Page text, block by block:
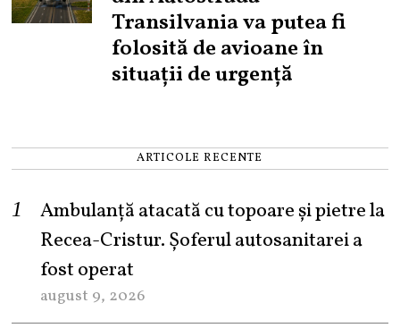
Transilvania va putea fi
folosită de avioane în
situații de urgență
ARTICOLE RECENTE
Ambulanță atacată cu topoare și pietre la
Recea-Cristur. Șoferul autosanitarei a
fost operat
august 9, 2026